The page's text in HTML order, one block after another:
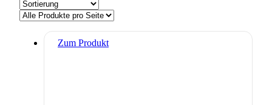
Zum Produkt